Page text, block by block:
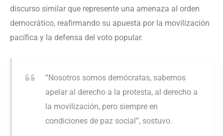
discurso similar que represente una amenaza al orden
democrático, reafirmando su apuesta por la movilización
pacífica y la defensa del voto popular.
“Nosotros somos demócratas, sabemos
apelar al derecho a la protesta, al derecho a
la movilización, pero siempre en
condiciones de paz social”, sostuvo.